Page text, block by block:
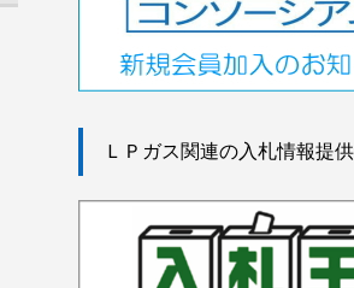
ＬＰガス関連の入札情報提